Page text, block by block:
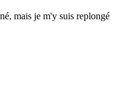
mais je m'y suis replongé